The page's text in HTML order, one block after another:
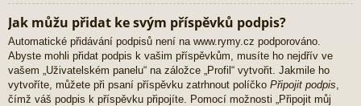
Jak můžu přidat ke svým příspěvků podpis?
Automatické přidávání podpisů není na www.rymy.cz podporováno.
Abyste mohli přidat podpis k vašim příspěvkům, musíte ho nejdřív ve
vašem „Uživatelském panelu“ na záložce „Profil“ vytvořit. Jakmile ho
vytvoříte, můžete při psaní příspěvku zatrhnout políčko Připojit podpis
čímž váš podpis k příspěvku připojíte. Pomocí možnosti „Připojit můj